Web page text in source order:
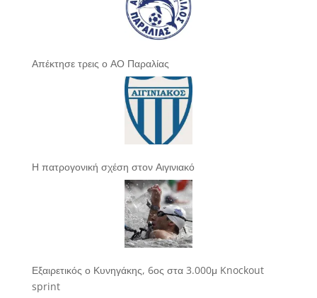
Απέκτησε τρεις ο ΑΟ Παραλίας
Η πατρογονική σχέση στον Αιγινιακό
Εξαιρετικός ο Κυνηγάκης, 6ος στα 3.000μ Knockout
sprint